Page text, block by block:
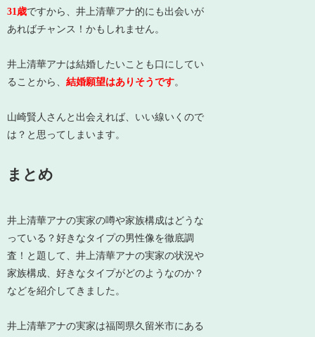
31歳ですから、井上清華アナ的にも出会いが
あればチャンス！かもしれません。
井上清華アナは結婚したいことも口にしてい
ることから、結婚願望はありそうです。
山崎賢人さんと出会えれば、いい線いくので
は？と思ってしまいます。
まとめ
井上清華アナの実家の噂や家族構成はどうな
っている？好きなタイプの男性像を徹底調
査！と題して、井上清華アナの実家の状況や
家族構成、好きなタイプがどのようなのか？
などを紹介してきました。
井上清華アナの実家は福岡県久留米市にある